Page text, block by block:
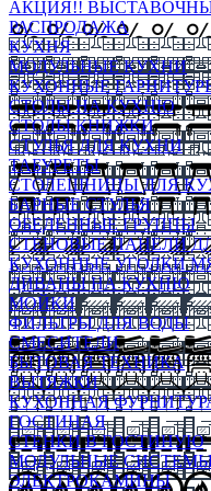
АКЦИЯ!!
РАСПРОДАЖА
КУХНЯ
МОДУЛЬНЫЕ КУХНИ
КУХОННЫЕ
СТОЛЫ НА КУХНЮ
СТОЛЫ КНИЖКИ
СТУЛЬЯ ДЛЯ КУХНИ
ТАБУРЕТЫ
СТОЛЕШНИЦЫ ДЛЯ
БАРНЫЕ СТУЛЬЯ
ОБЕДЕННЫЕ ГРУППЫ
СТЕНОВЫЕ ПАНЕЛИ
КУХОННЫЕ УГОЛКИ
ДИВАНЫ НА КУХНЮ
МОЙКИ
ФИЛЬТРЫ ДЛЯ ВОДЫ
СМЕСИТЕЛИ
БЫТОВАЯ ТЕХНИКА
ВЫТЯЖКИ
КУХОННАЯ
ГОСТИНАЯ
СТЕНКИ В ГОСТИНУЮ
МОДУЛЬНЫЕ
ЭЛЕКТРОКАМИНЫ